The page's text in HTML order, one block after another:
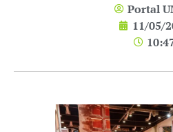
Portal
11/05/